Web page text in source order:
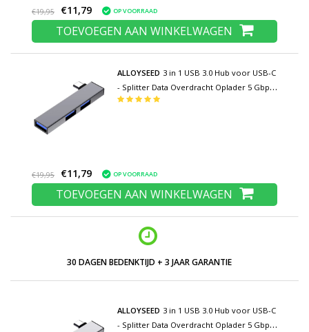
€19,95 €11,79 OP VOORRAAD
TOEVOEGEN AAN WINKELWAGEN
ALLOYSEED 3 in 1 USB 3.0 Hub voor USB-C
- Splitter Data Overdracht Oplader 5 Gbps
- Grijs
€19,95 €11,79 OP VOORRAAD
TOEVOEGEN AAN WINKELWAGEN
LAGE PRIJZEN EN RUIM ASSORTIMENT
ALLOYSEED 3 in 1 USB 3.0 Hub voor USB-C
- Splitter Data Overdracht Oplader 5 Gbps